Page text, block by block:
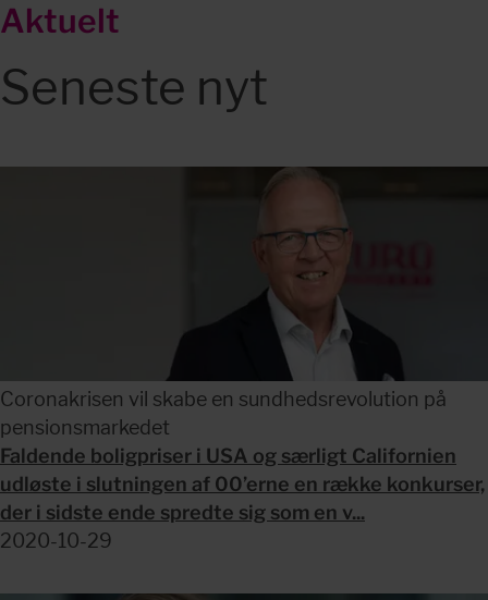
Aktuelt
Seneste nyt
Coronakrisen vil skabe en sundhedsrevolution på
pensionsmarkedet
Faldende boligpriser i USA og særligt Californien
udløste i slutningen af 00’erne en række konkurser,
der i sidste ende spredte sig som en v...
2020-10-29